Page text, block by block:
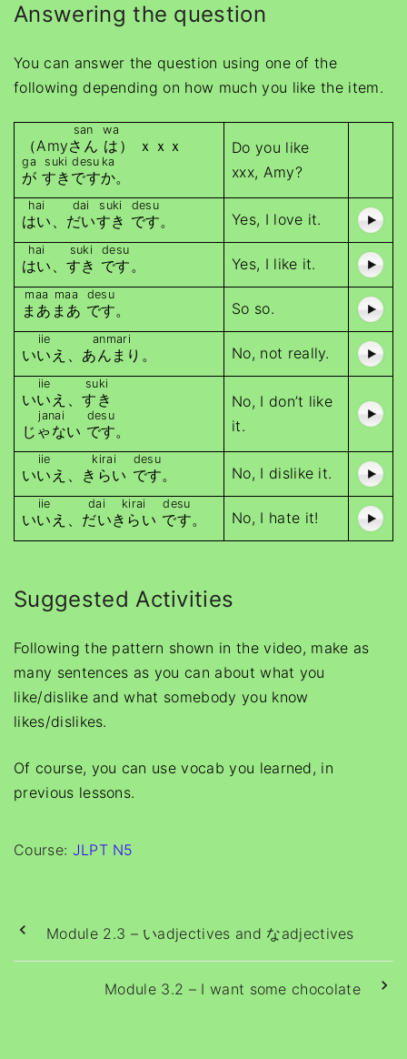
Answering the question
You can answer the question using one of the
following depending on how much you like the item.
（Amyさん
san
は
wa
） ｘｘｘ
が
ga
すき
suki
です
desu
か
ka
。
Do you like
xxx, Amy?
はい
hai
、 だい
dai
すき
suki
です
desu
。 Yes, I love it.
はい
hai
、 すき
suki
です
desu
。 Yes, I like it.
まあ
maa
まあ
maa
です
desu
。 So so.
いいえ
iie
、 あんまり
anmari
。 No, not really.
いいえ
iie
、すき
suki
じゃない
janai
です
desu
。
No, I don’t like
it.
いいえ
iie
、 きらい
kirai
です
desu
。 No, I dislike it.
いいえ
iie
、 だい
dai
きらい
kirai
です
desu
。 No, I hate it!
Suggested Activities
Following the pattern shown in the video, make as
many sentences as you can about what you
like/dislike and what somebody you know
likes/dislikes.
Of course, you can use vocab you learned, in
previous lessons.
Course: JLPT N5
Module 2.3 – いadjectives and なadjectives
Module 3.2 – I want some chocolate